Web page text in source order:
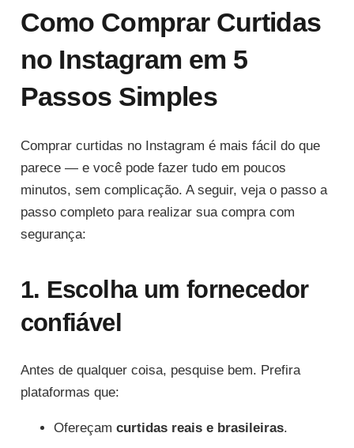
Como Comprar Curtidas
no Instagram em 5
Passos Simples
Comprar curtidas no Instagram é mais fácil do que
parece — e você pode fazer tudo em poucos
minutos, sem complicação. A seguir, veja o passo a
passo completo para realizar sua compra com
segurança:
1. Escolha um fornecedor
confiável
Antes de qualquer coisa, pesquise bem. Prefira
plataformas que:
Ofereçam curtidas reais e brasileiras.